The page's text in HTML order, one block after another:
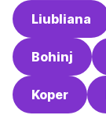
Liubliana
Bohinj
Koper